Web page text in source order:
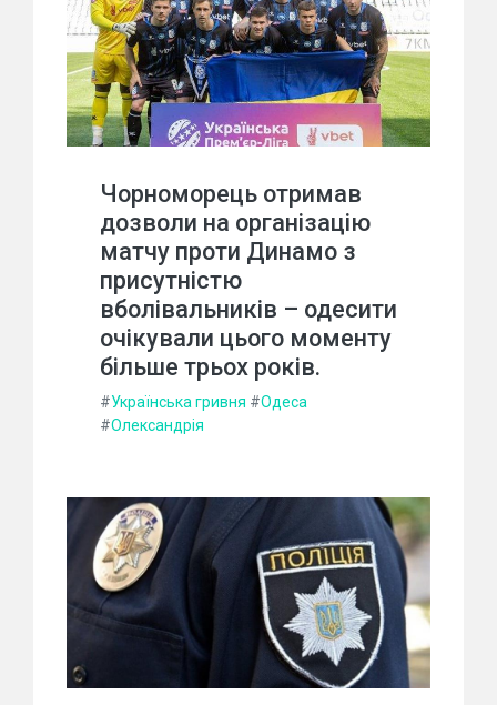
Чорноморець отримав
дозволи на організацію
матчу проти Динамо з
присутністю
вболівальників – одесити
очікували цього моменту
більше трьох років.
#Українська гривня #Одеса
#Олександрія